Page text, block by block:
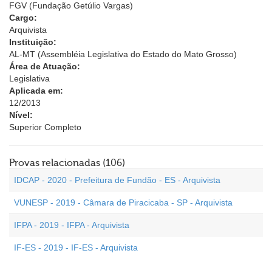
FGV (Fundação Getúlio Vargas)
Cargo:
Arquivista
Instituição:
AL-MT (Assembléia Legislativa do Estado do Mato Grosso)
Área de Atuação:
Legislativa
Aplicada em:
12/2013
Nível:
Superior Completo
Provas relacionadas (106)
IDCAP - 2020 - Prefeitura de Fundão - ES - Arquivista
VUNESP - 2019 - Câmara de Piracicaba - SP - Arquivista
IFPA - 2019 - IFPA - Arquivista
IF-ES - 2019 - IF-ES - Arquivista